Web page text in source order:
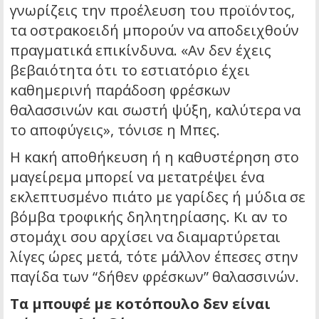
γνωρίζεις την προέλευση του προϊόντος,
τα οστρακοειδή μπορούν να αποδειχθούν
πραγματικά επικίνδυνα. «Αν δεν έχεις
βεβαιότητα ότι το εστιατόριο έχει
καθημερινή παράδοση φρέσκων
θαλασσινών και σωστή ψύξη, καλύτερα να
το αποφύγεις», τόνισε η Μπες.
Η κακή αποθήκευση ή η καθυστέρηση στο
μαγείρεμα μπορεί να μετατρέψει ένα
εκλεπτυσμένο πιάτο με γαρίδες ή μύδια σε
βόμβα τροφικής δηλητηρίασης. Κι αν το
στομάχι σου αρχίσει να διαμαρτύρεται
λίγες ώρες μετά, τότε μάλλον έπεσες στην
παγίδα των “δήθεν φρέσκων” θαλασσινών.
Τα μπουφέ με κοτόπουλο δεν είναι